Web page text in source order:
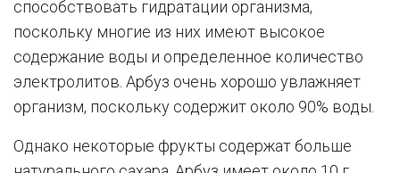
способствовать гидратации организма,
поскольку многие из них имеют высокое
содержание воды и определенное количество
электролитов. Арбуз очень хорошо увлажняет
организм, поскольку содержит около 90% воды.
Однако некоторые фрукты содержат больше